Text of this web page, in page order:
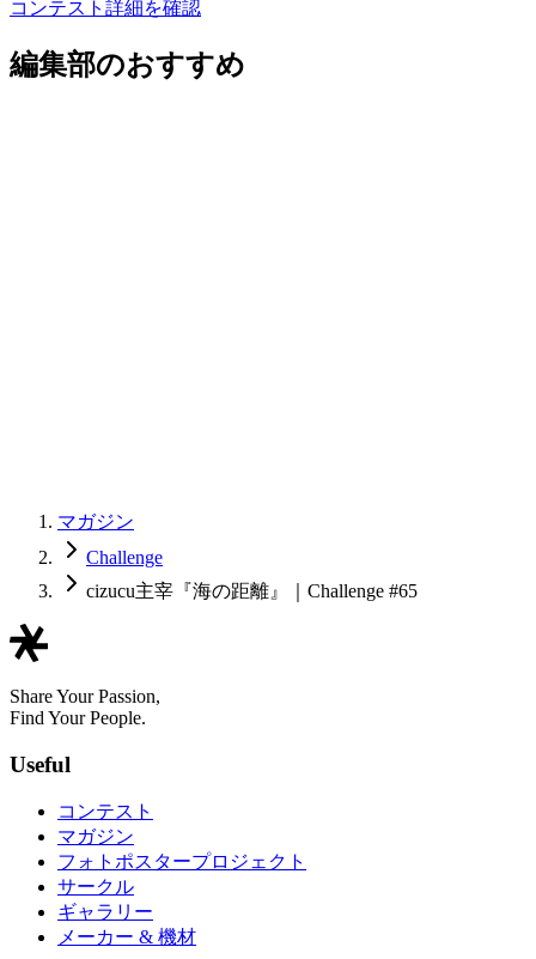
コンテスト詳細を確認
編集部のおすすめ
マガジン
Challenge
cizucu主宰『海の距離』｜Challenge #65
Share Your Passion,
Find Your People.
Useful
コンテスト
マガジン
フォトポスタープロジェクト
サークル
ギャラリー
メーカー & 機材